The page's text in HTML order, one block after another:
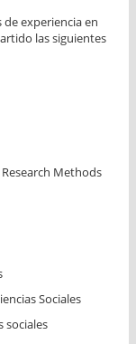
experiencia en
las siguientes
Methods
Sociales
sociales